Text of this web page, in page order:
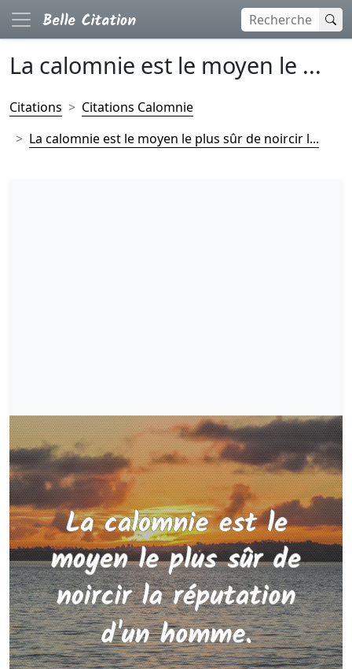
La calomnie est le moyen le ...
Citations
Citations Calomnie
La calomnie est le moyen le plus sûr de noircir l...